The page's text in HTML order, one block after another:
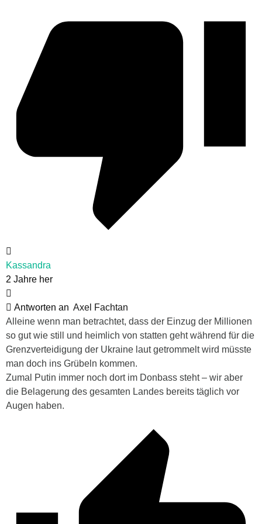
Kassandra
2 Jahre her
Antworten an Axel Fachtan
Alleine wenn man betrachtet, dass der Einzug der Millionen
so gut wie still und heimlich von statten geht während für die
Grenzverteidigung der Ukraine laut getrommelt wird müsste
man doch ins Grübeln kommen.
Zumal Putin immer noch dort im Donbass steht – wir aber
die Belagerung des gesamten Landes bereits täglich vor
Augen haben.